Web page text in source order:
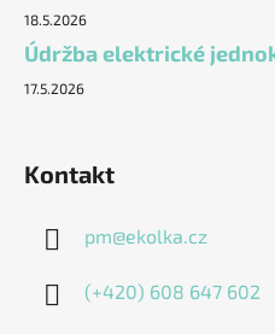
18.5.2026
Údržba elektrické
17.5.2026
Kontakt
pm@ekolka.cz
(+420) 608 647 602